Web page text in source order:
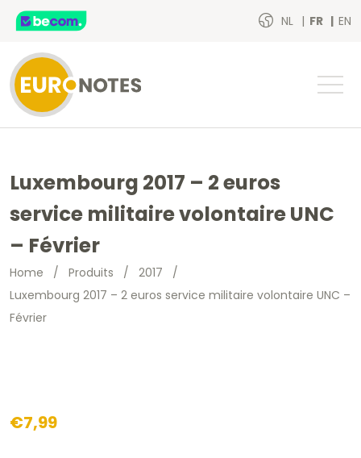
NL FR EN
Luxembourg 2017 – 2 euros
service militaire volontaire UNC
– Février
Home / Produits / 2017 /
Luxembourg 2017 – 2 euros service militaire volontaire UNC –
Février
€7,99